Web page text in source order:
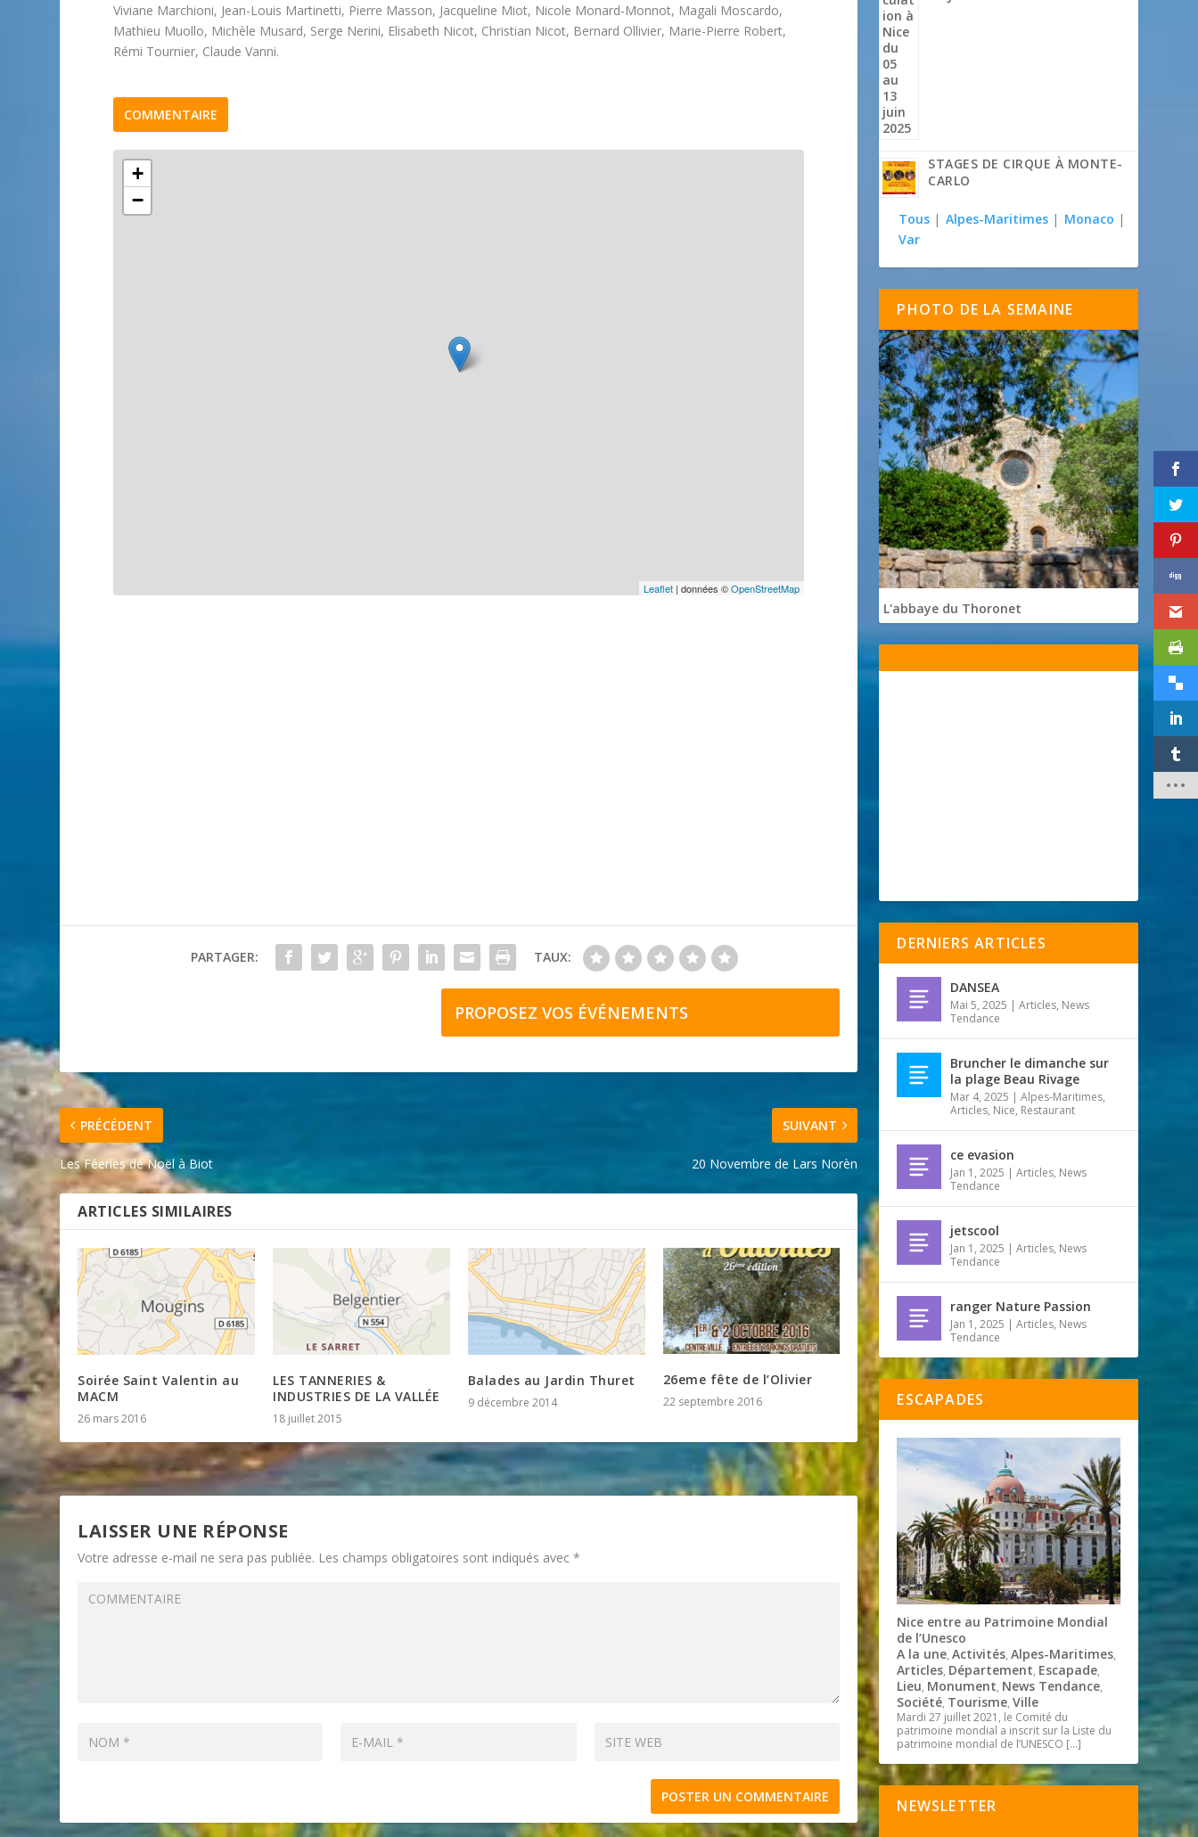
Viviane Marchioni, Jean-Louis Martinetti, Pierre Masson, Jacqueline Miot, Nicole Monard-Monnot, Magali Moscardo,
Mathieu Muollo, Michèle Musard, Serge Nerini, Elisabeth Nicot, Christian Nicot, Bernard Ollivier, Marie-Pierre Robert,
Rémi Tournier, Claude Vanni.
COMMENTAIRE
+
−
Leaflet | données ©OpenStreetMap
PARTAGER: TAUX:
PROPOSEZ VOS ÉVÉNEMENTS
PRÉCÉDENT
Les Féeries de Noël à Biot
SUIVANT
20 Novembre de Lars Norèn
ARTICLES SIMILAIRES
Soirée Saint Valentin au
MACM
26 mars 2016
LES TANNERIES &
INDUSTRIES DE LA VALLÉE
18 juillet 2015
Balades au Jardin Thuret
9 décembre 2014
26eme fête de l’Olivier
22 septembre 2016
LAISSER UNE RÉPONSE
Votre adresse e-mail ne sera pas publiée. Les champs obligatoires sont indiqués avec*
STAGES DE CIRQUE À MONTE-
CARLO
Tous | Alpes-Maritimes | Monaco |
Var
PHOTO DE LA SEMAINE
L'abbaye du Thoronet
DERNIERS ARTICLES
DANSEA
Mai 5, 2025 |Articles, News
Tendance
Bruncher le dimanche sur
la plage Beau Rivage
Mar 4, 2025 |Alpes-Maritimes,
Articles, Nice, Restaurant
ce evasion
Jan 1, 2025 |Articles, News
Tendance
jetscool
Jan 1, 2025 |Articles, News
Tendance
ranger Nature Passion
Jan 1, 2025 |Articles, News
Tendance
ESCAPADES
Nice entre au Patrimoine Mondial
de l’Unesco
A la une,Activités,Alpes-Maritimes,
Articles, Département, Escapade,
Lieu, Monument, News Tendance,
Société, Tourisme,Ville
Mardi 27 juillet 2021, le Comité du
patrimoine mondial a inscrit sur la Liste du
patrimoine mondial de l’UNESCO […]
NEWSLETTER